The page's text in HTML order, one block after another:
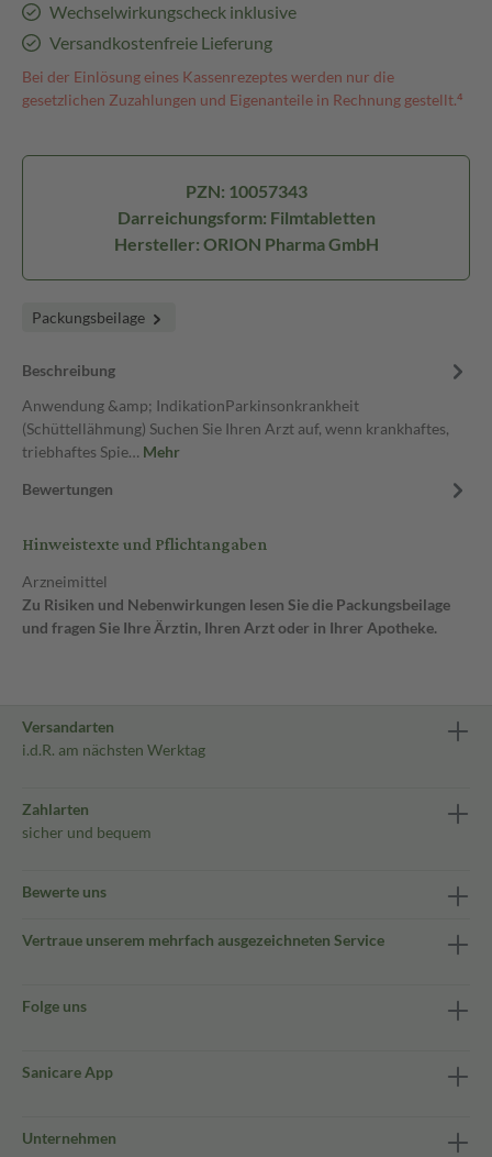
Wechselwirkungscheck inklusive
Versandkostenfreie Lieferung
Bei der Einlösung eines Kassenrezeptes werden nur die
gesetzlichen Zuzahlungen und Eigenanteile in Rechnung gestellt.⁴
PZN: 10057343
Darreichungsform: Filmtabletten
Hersteller: ORION Pharma GmbH
Packungsbeilage
Beschreibung
Anwendung &amp; IndikationParkinsonkrankheit
(Schüttellähmung) Suchen Sie Ihren Arzt auf, wenn krankhaftes,
triebhaftes Spie… Mehr
Bewertungen
Hinweistexte und Pflichtangaben
Arzneimittel
Zu Risiken und Nebenwirkungen lesen Sie die Packungsbeilage
und fragen Sie Ihre Ärztin, Ihren Arzt oder in Ihrer Apotheke.
Versandarten
i.d.R. am nächsten Werktag
Zahlarten
sicher und bequem
Bewerte uns
Vertraue unserem mehrfach ausgezeichneten Service
Folge uns
Sanicare App
Unternehmen